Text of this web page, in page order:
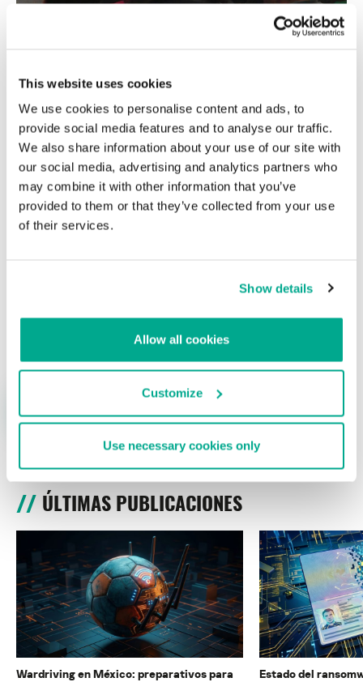
This website uses cookies
We use cookies to personalise content and ads, to
provide social media features and to analyse our traffic.
We also share information about your use of our site with
our social media, advertising and analytics partners who
may combine it with other information that you’ve
provided to them or that they’ve collected from your use
of their services.
Show details
Allow all cookies
Customize
Use necessary cookies only
SecTor – Conferencia de Educación en
Seguridad 2012 en Toronto, Canadá
Su dirección de correo electrónico no será publicada.
campos obligatorios están marcados con *
Nombre* Correo electrónico*
ÚLTIMAS PUBLICACIONES
Wardriving en México: preparativos para
Estado del